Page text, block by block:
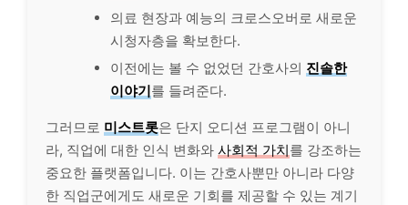
의료 현장과 예능의 크로스오버로 새로운
시청자층을 확보한다.
이전에는 볼 수 없었던 간호사의 진솔한
이야기를 들려준다.
그러므로 미스트롯은 단지 오디션 프로그램이 아니
라, 직업에 대한 인식 변화와 사회적 가치를 강조하는
중요한 플랫폼입니다. 이는 간호사뿐만 아니라 다양
한 직업군에게도 새로운 기회를 제공할 수 있는 계기